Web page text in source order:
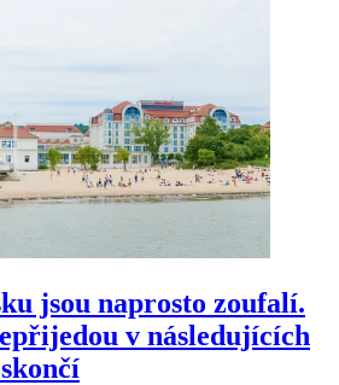
jsou naprosto zoufalí.
v následujících